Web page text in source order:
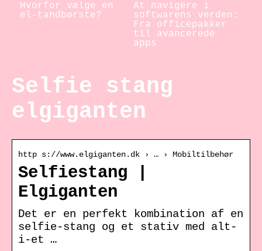
Hvorfor vælge en
el-tandbørste?
At navigere i
softwarens verden:
Fra officepakker
til avancerede
apps
Selfie stang
elgiganten
http s://www.elgiganten.dk › … › Mobiltilbehør
Selfiestang |
Elgiganten
Det er en perfekt kombination af en
selfie-stang og et stativ med alt-
i-et …